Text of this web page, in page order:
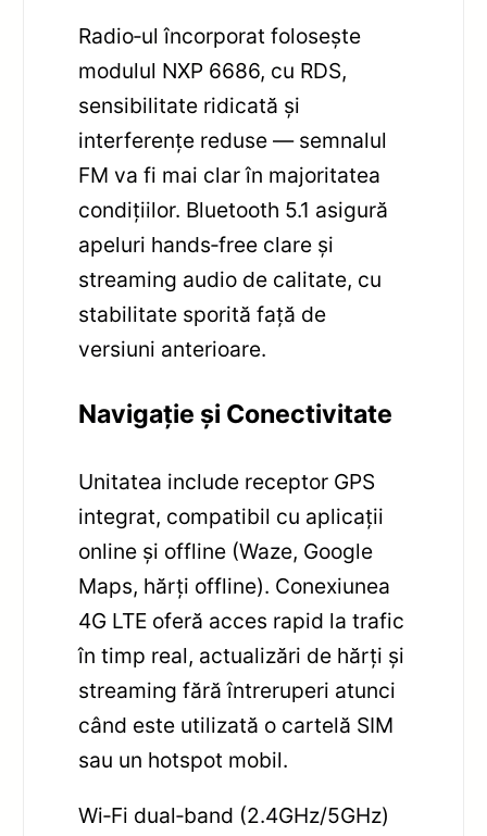
Radio‑ul încorporat folosește
modulul NXP 6686, cu RDS,
sensibilitate ridicată și
interferențe reduse — semnalul
FM va fi mai clar în majoritatea
condițiilor. Bluetooth 5.1 asigură
apeluri hands‑free clare și
streaming audio de calitate, cu
stabilitate sporită față de
versiuni anterioare.
Navigație și Conectivitate
Unitatea include receptor GPS
integrat, compatibil cu aplicații
online și offline (Waze, Google
Maps, hărți offline). Conexiunea
4G LTE oferă acces rapid la trafic
în timp real, actualizări de hărți și
streaming fără întreruperi atunci
când este utilizată o cartelă SIM
sau un hotspot mobil.
Wi‑Fi dual‑band (2.4GHz/5GHz)